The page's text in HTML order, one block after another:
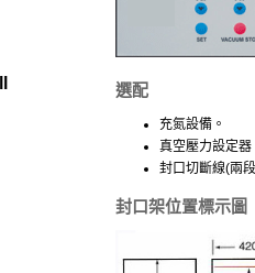
選配
充氮設備。
真空壓力設定器
封口切斷線(兩
封口架位置標示圖